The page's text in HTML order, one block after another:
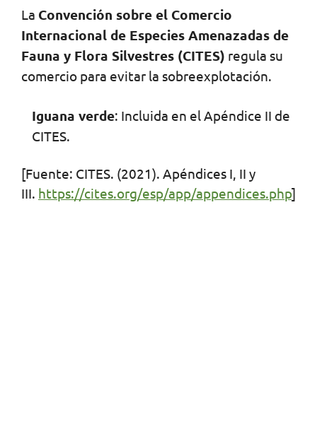
La Convención sobre el Comercio
Internacional de Especies Amenazadas de
Fauna y Flora Silvestres (CITES) regula su
comercio para evitar la sobreexplotación.
Iguana verde: Incluida en el Apéndice II de
CITES.
[Fuente: CITES. (2021). Apéndices I, II y
III. https://cites.org/esp/app/appendices.php]